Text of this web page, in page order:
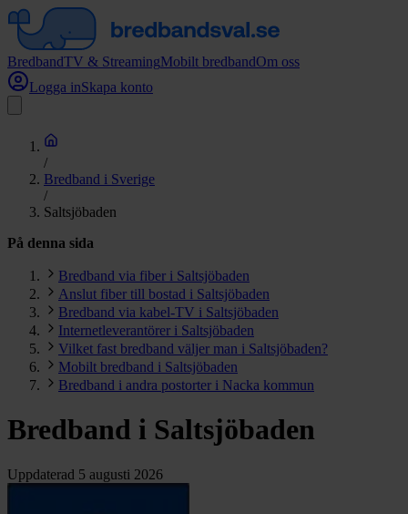
BredbandTV & StreamingMobilt bredbandOm oss
Logga inSkapa konto
/
Bredband i Sverige
/
Saltsjöbaden
På denna sida
Bredband via fiber i Saltsjöbaden
Anslut fiber till bostad i Saltsjöbaden
Bredband via kabel-TV i Saltsjöbaden
Internetleverantörer i Saltsjöbaden
Vilket fast bredband väljer man i Saltsjöbaden?
Mobilt bredband i Saltsjöbaden
Bredband i andra postorter i Nacka kommun
Bredband i Saltsjöbaden
Uppdaterad 5 augusti 2026